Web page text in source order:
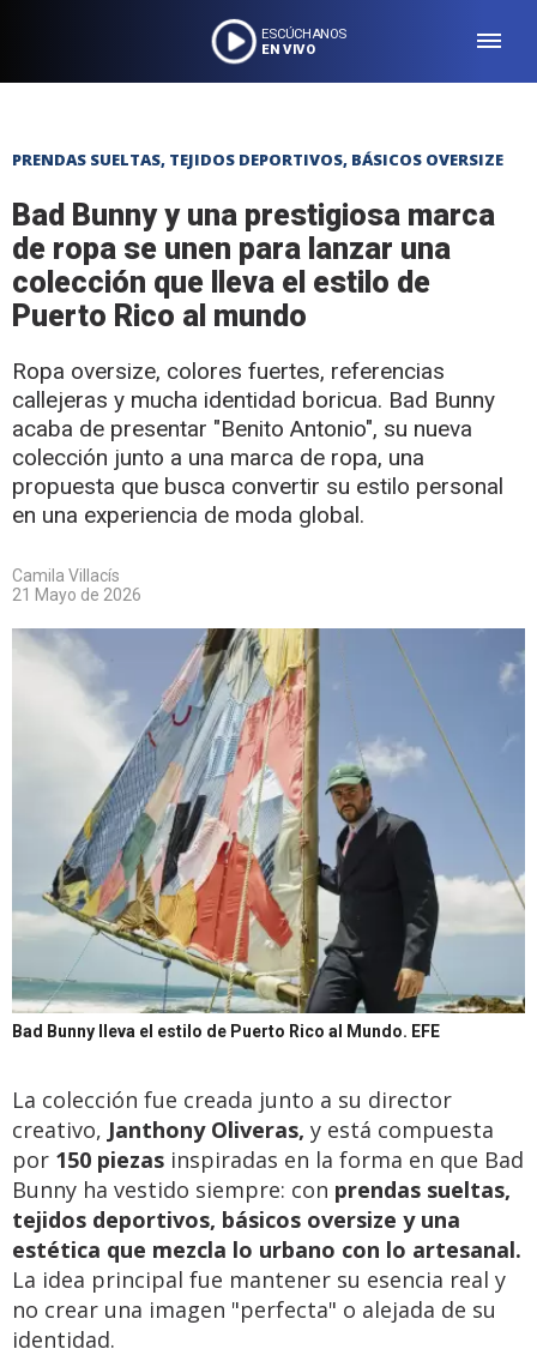
ESCÚCHANOS
EN VIVO
PRENDAS SUELTAS, TEJIDOS DEPORTIVOS, BÁSICOS OVERSIZE
Bad Bunny y una prestigiosa marca
de ropa se unen para lanzar una
colección que lleva el estilo de
Puerto Rico al mundo
Ropa oversize, colores fuertes, referencias
callejeras y mucha identidad boricua. Bad Bunny
acaba de presentar "Benito Antonio", su nueva
colección junto a una marca de ropa, una
propuesta que busca convertir su estilo personal
en una experiencia de moda global.
Camila Villacís
21 Mayo de 2026
Bad Bunny lleva el estilo de Puerto Rico al Mundo. EFE
La colección fue creada junto a su director
creativo, Janthony Oliveras, y está compuesta
por 150 piezas inspiradas en la forma en que Bad
Bunny ha vestido siempre: con prendas sueltas,
tejidos deportivos, básicos oversize y una
estética que mezcla lo urbano con lo artesanal.
La idea principal fue mantener su esencia real y
no crear una imagen "perfecta" o alejada de su
identidad.